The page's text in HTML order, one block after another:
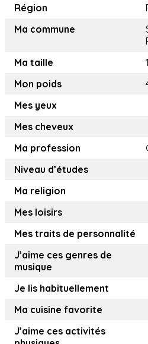
Région
Ma commune
Ma taille
Mon poids
Mes yeux
Mes cheveux
Ma profession
Niveau d’études
Ma religion
Mes loisirs
Mes traits de personnalité
J’aime ces genres de
musique
Je lis habituellement
Ma cuisine favorite
J’aime ces activités